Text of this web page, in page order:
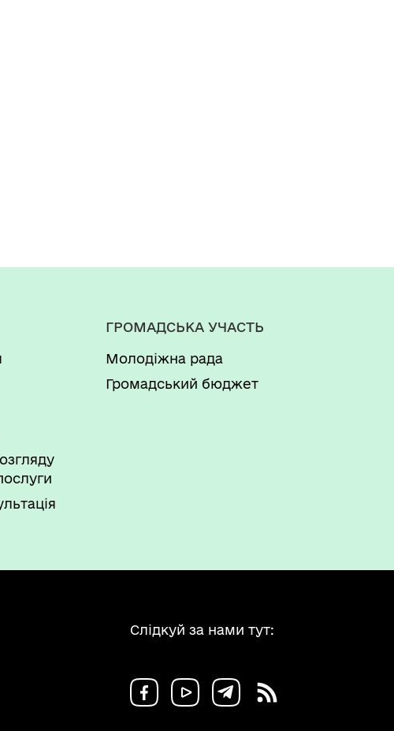
ГРОМАДСЬКА УЧАСТЬ
Молодіжна рада
Громадський бюджет
Слідкуй за нами тут: